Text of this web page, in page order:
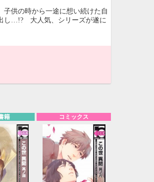
供の時から一途に想い続けた自
し…!? 大人気、シリーズが遂に
籍 コミックス